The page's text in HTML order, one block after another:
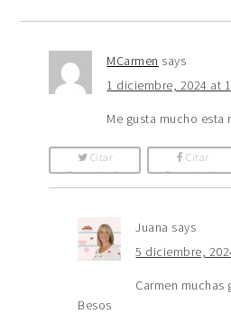
MCarmen says
1 diciembre, 2024 at
Me gusta mucho esta
Citar
Comentario
Citar
Comentario
Juana says
5 diciembre,
Carmen muchas
Besos